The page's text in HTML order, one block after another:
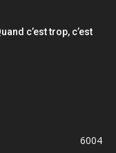
c’est trop, c’est
6004